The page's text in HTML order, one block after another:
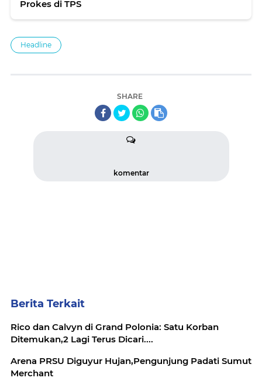
Prokes di TPS
Headline
SHARE
komentar
Berita Terkait
Rico dan Calvyn di Grand Polonia: Satu Korban
Ditemukan,2 Lagi Terus Dicari....
Arena PRSU Diguyur Hujan,Pengunjung Padati Sumut
Merchant